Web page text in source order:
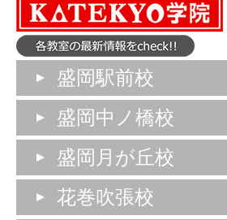
盛岡駅前校
盛岡中ノ橋校
盛岡月が丘校
花巻吹張校